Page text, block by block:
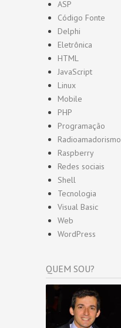
ASP
Código Fonte
Delphi
Eletrônica
HTML
JavaScript
Linux
Mobile
PHP
Programação
Radioamadorismo
Raspberry
Redes sociais
Shell
Tecnologia
Visual Basic
Web
WordPress
QUEM SOU?